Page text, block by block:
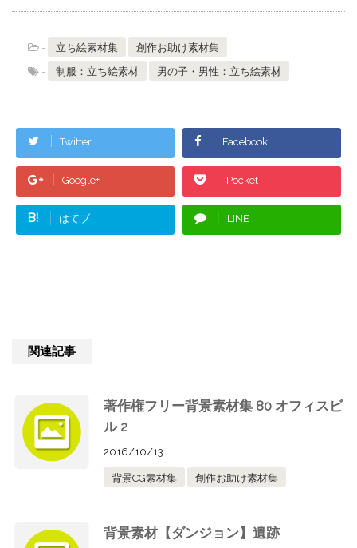
- 立ち絵素材集
創作お助け素材集
-
制服：立ち絵素材 男の子・男性：立ち絵素材
Twitter Facebook
Google+ Pocket
B! はてブ LINE
関連記事
著作権フリー背景素材集 80 オフィスビ
ル 2
2016/10/13
背景CG素材集 創作お助け素材集
背景素材【ダンジョン】遺跡